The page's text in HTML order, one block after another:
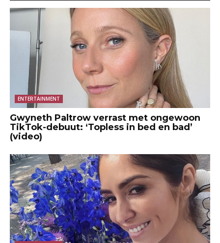
ENTERTAINMENT
Gwyneth Paltrow verrast met ongewoon
TikTok-debuut: ‘Topless in bed en bad’
(video)